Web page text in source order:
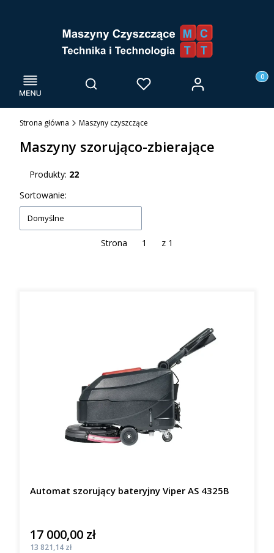
Menu Otwórz wyszukiwarkę
Szukaj Ulubione Zaloguj się
Strona główna Maszyny czyszczące
Maszyny szorująco-zbierające
Produkty: 22
Lista produktów
Sortowanie:
Domyślne
Strona z 1
Automat szorujący bateryjny Viper AS 4325B
Cena
17 000,00 zł
Cena
13 821,14 zł